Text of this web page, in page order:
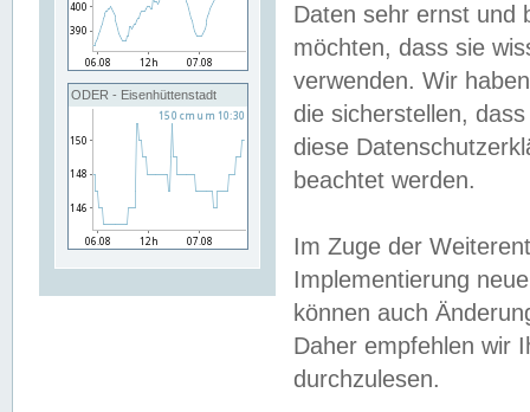
ODER - Eisenhüttenstadt
Daten sehr ernst und
möchten, dass sie
verwenden. Wir
die sicherstellen,
diese
beachtet werden.
Im Zuge der
Implementierung
können auch
Daher empfehlen wir
durchzulesen.